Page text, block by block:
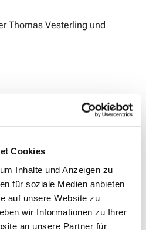
Cookies
Inhalte und Anzeigen zu
für soziale Medien anbieten
auf unsere Website zu
wir Informationen zu Ihrer
an unsere Partner für
Thomas Vesterling und